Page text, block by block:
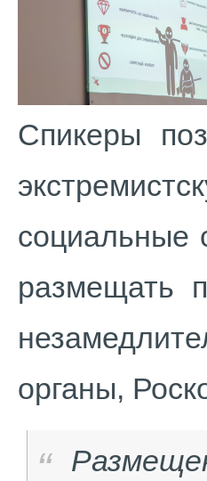
Спикеры
социальные
размещать
органы,